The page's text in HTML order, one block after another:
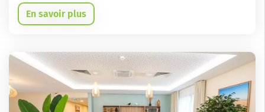
En savoir plus